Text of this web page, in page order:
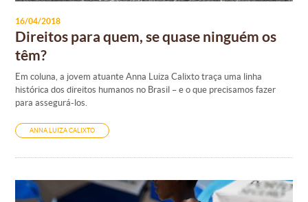
16/04/2018
Direitos para quem, se quase ninguém os
têm?
Em coluna, a jovem atuante Anna Luiza Calixto traça uma linha
histórica dos direitos humanos no Brasil – e o que precisamos fazer
para assegurá-los.
ANNA LUIZA CALIXTO